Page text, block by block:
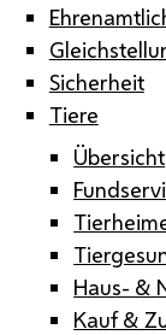
Sicherheit
Tiere
Übersicht
Haus- &
Kauf &